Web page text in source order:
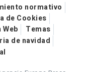
normativo
de Cookies
Web
Temas
de navidad